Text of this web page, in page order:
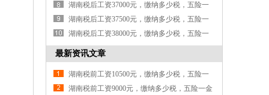
金各交多少钱
湖南税后工资37000元，缴纳多少税，五险一
金各交多少钱
湖南税后工资37500元，缴纳多少税，五险一
金各交多少钱
湖南税后工资38000元，缴纳多少税，五险一
金各交多少钱
最新资讯文章
湖南税前工资10500元，缴纳多少税，五险一
金各交多少钱
湖南税前工资9000元，缴纳多少税，五险一金